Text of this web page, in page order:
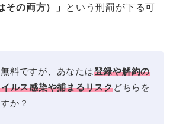
その両方）」
という刑罰が下る可
料ですが、あなたは登録や解約の
ルス感染や捕まるリスクどちらを
か？